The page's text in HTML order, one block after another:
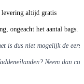
levering altijd gratis
ongeacht het aantal bags.
dus niet mogelijk de
Neem dan